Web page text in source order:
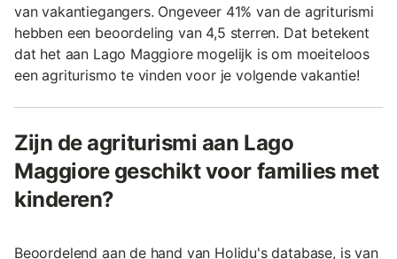
van vakantiegangers. Ongeveer 41% van de agriturismi
hebben een beoordeling van 4,5 sterren. Dat betekent
dat het aan Lago Maggiore mogelijk is om moeiteloos
een agriturismo te vinden voor je volgende vakantie!
Zijn de agriturismi aan Lago
Maggiore geschikt voor families met
kinderen?
Beoordelend aan de hand van Holidu's database, is van